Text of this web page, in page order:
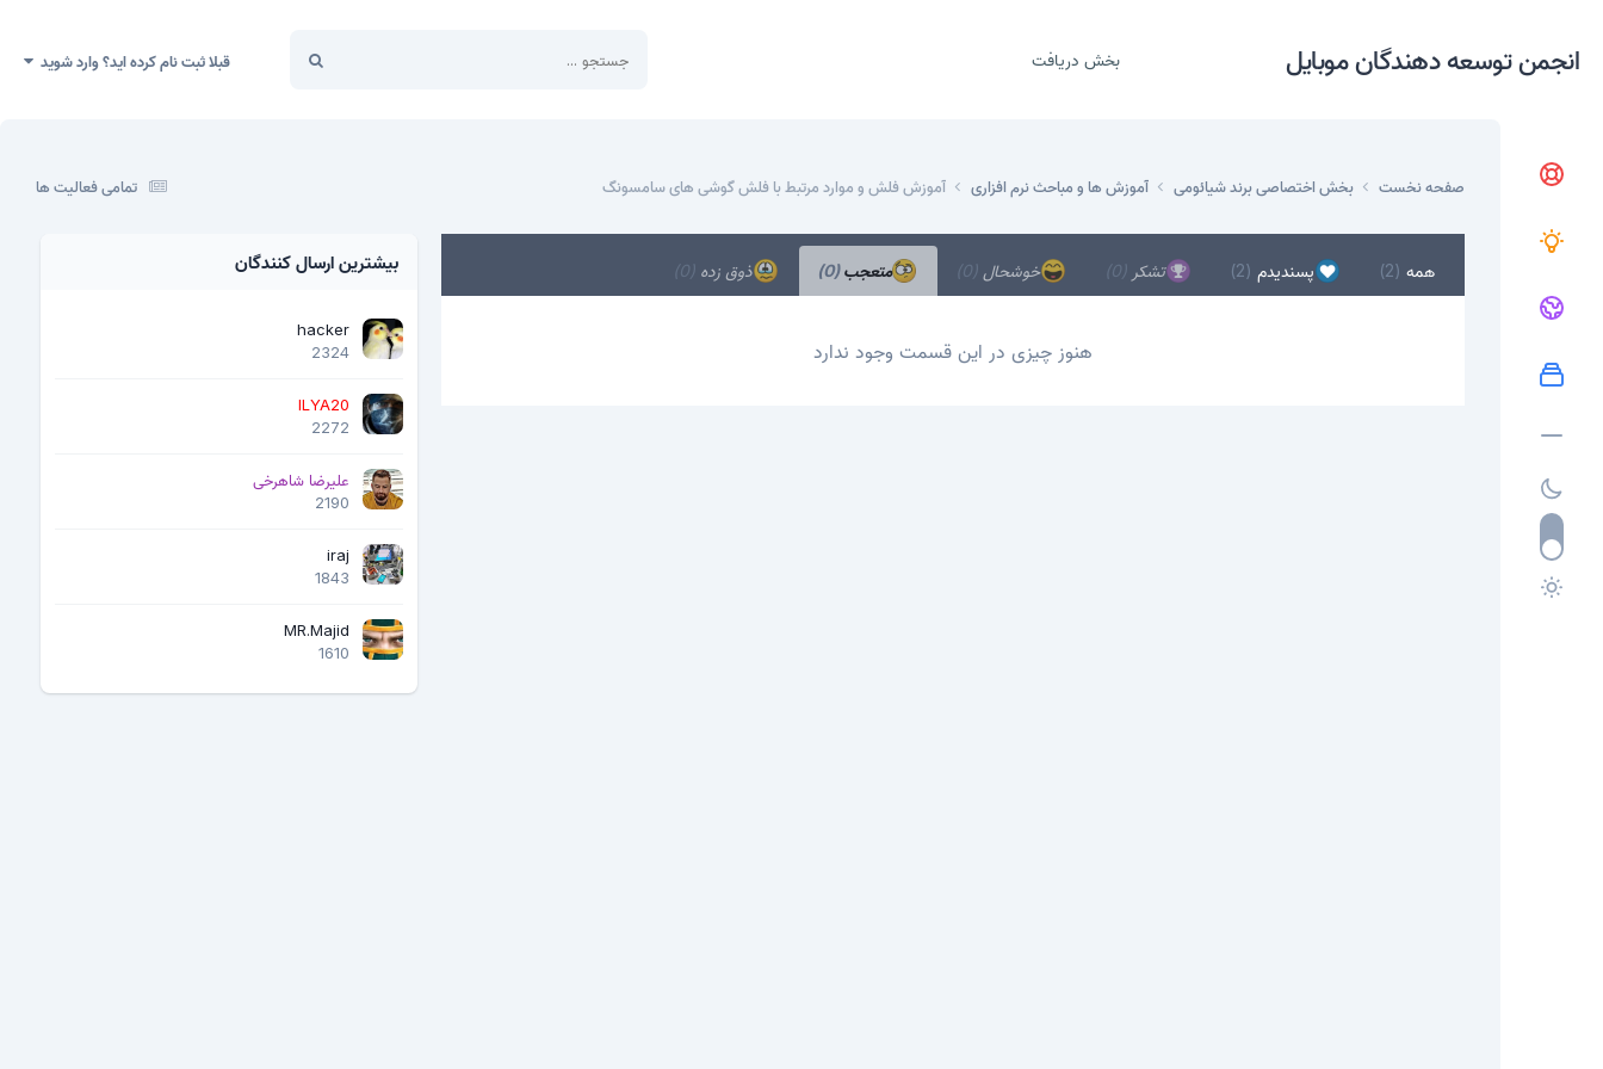
انجمن توسعه دهندگان موبایل بخش دریافت قبلا ثبت نام کرده اید؟ وارد شوید
تمامی فعالیت ها صفحه نخست بخش اختصاصی برند شیائومی آموزش ها و مباحث نرم افزاری آموزش فلش و موارد مرتبط با فلش گوشی های سامسونگ
همه (2) پسندیدم (2) تشکر (0) خوشحال (0) متعجب(0) ذوق زده (0)
هنوز چیزی در این قسمت وجود ندارد
بیشترین ارسال کنندگان
hacker
2324
ILYA20
2272
علیرضا شاهرخی
2190
iraj
1843
MR.Majid
1610